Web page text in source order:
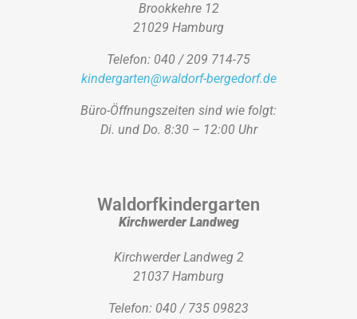
Brookkehre 12
21029 Hamburg
Telefon: 040 / 209 714-75
kindergarten@waldorf-bergedorf.de
Büro-Öffnungszeiten sind wie folgt:
Di. und Do. 8:30 – 12:00 Uhr
Waldorfkindergarten
Kirchwerder Landweg
Kirchwerder Landweg 2
21037 Hamburg
Telefon: 040 / 735 09823